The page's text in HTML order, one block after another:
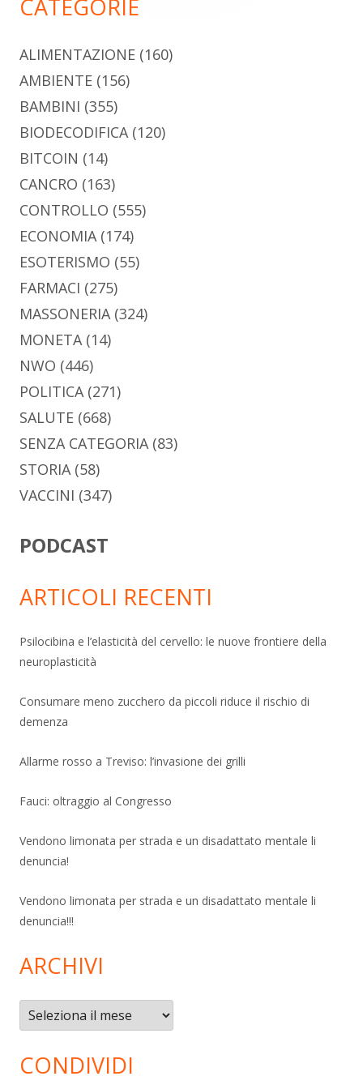
CATEGORIE
ALIMENTAZIONE (160)
AMBIENTE (156)
BAMBINI (355)
BIODECODIFICA(120)
BITCOIN (14)
CANCRO (163)
CONTROLLO (555)
ECONOMIA(174)
ESOTERISMO (55)
FARMACI (275)
MASSONERIA(324)
MONETA(14)
NWO (446)
POLITICA(271)
SALUTE (668)
SENZA CATEGORIA(83)
STORIA(58)
VACCINI (347)
PODCAST
ARTICOLI RECENTI
Psilocibina e l’elasticità del cervello: le nuove frontiere della
neuroplasticità
Consumare meno zucchero da piccoli riduce il rischio di
demenza
Allarme rosso a Treviso: l’invasione dei grilli
Fauci: oltraggio al Congresso
Vendono limonata per strada e un disadattato mentale li
denuncia!
Vendono limonata per strada e un disadattato mentale li
denuncia!!!
ARCHIVI
Archivi
CONDIVIDI